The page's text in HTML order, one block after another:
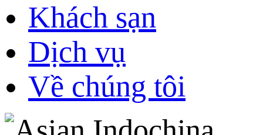
Khách sạn
Dịch vụ
Về chúng tôi